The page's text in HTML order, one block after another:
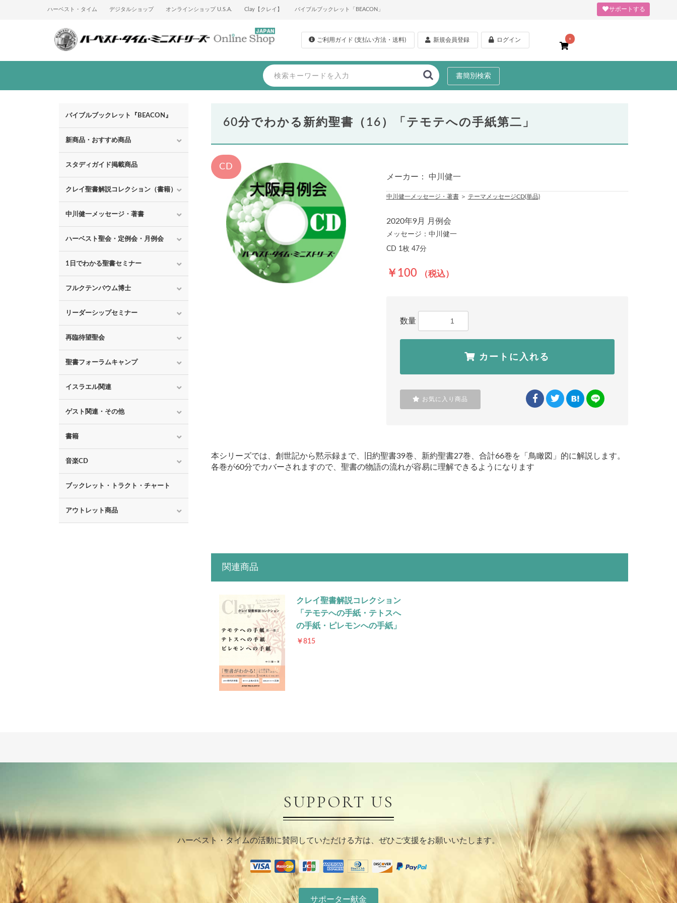
ハーベスト・タイム デジタルショップ オンラインショップ U.S.A. Clay【クレイ】 バイブルブックレット「BEACON」 サポートする
0
ご利用ガイド (支払い方法・送料) 新規会員登録 ログイン
書簡別検索
バイブルブックレット『BEACON』
新商品・おすすめ商品
スタディガイド掲載商品
クレイ聖書解説コレクション（書籍）
中川健一メッセージ・著書
ハーベスト聖会・定例会・月例会
1日でわかる聖書セミナー
フルクテンバウム博士
リーダーシップセミナー
再臨待望聖会
聖書フォーラムキャンプ
イスラエル関連
ゲスト関連・その他
書籍
音楽CD
ブックレット・トラクト・チャート
アウトレット商品
60分でわかる新約聖書（16）「テモテへの手紙第二」
CD
メーカー： 中川健一
中川健一メッセージ・著書 ＞ テーマメッセージCD(単品)
2020年9月 月例会
メッセージ：中川健一
CD 1枚 47分
￥100 （税込）
数量
カートに入れる
お気に入り商品
本シリーズでは、創世記から黙示録まで、旧約聖書39巻、新約聖書27巻、合計66巻を「鳥瞰図」的に解説します。
各巻が60分でカバーされますので、聖書の物語の流れが容易に理解できるようになります
関連商品
クレイ聖書解説コレクション
「テモテへの手紙・テトスへ
の手紙・ピレモンへの手紙」
￥815
SUPPORT US
ハーベスト・タイムの活動に賛同していただける方は、ぜひご支援をお願いいたします。
サポーター献金